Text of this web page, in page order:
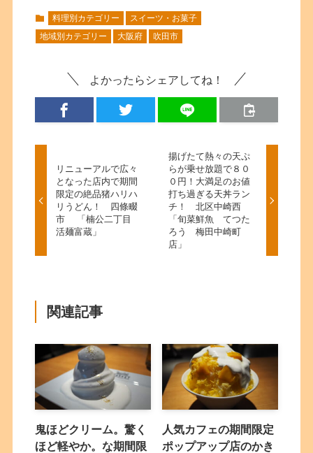
料理別カテゴリー
スイーツ・お菓子
地域別カテゴリー
大阪府 吹田市
よかったらシェアしてね！
リニューアルで広々
となった店内で期間
限定の絶品猪ハリハ
リうどん！ 四條畷
市 「楠公二丁目
活麺富蔵」
揚げたて熱々の天ぷ
らが乗せ放題で８０
０円！大満足のお値
打ち過ぎる天丼ラン
チ！ 北区中崎西
「旬菜鮮魚 てつた
ろう 梅田中崎町
店」
関連記事
鬼ほどクリーム。驚く
ほど軽やか。な期間限
人気カフェの期間限定
ポップアップ店のかき